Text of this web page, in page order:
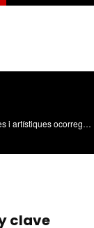
Divulgació de les activitats científiques, tecnològiques i artístiques ocorregudes en els tres campus de la UPV